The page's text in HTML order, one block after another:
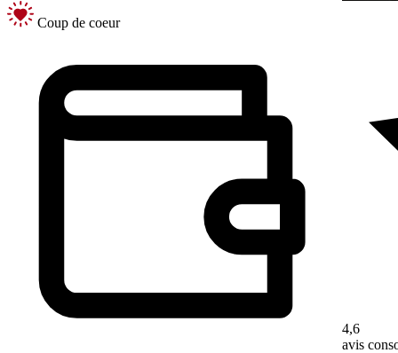
Coup de coeur
4,6
avis